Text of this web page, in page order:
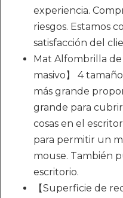
experiencia.
riesgos. Estamos
satisfacción del
Mat Alfombrilla
masivo】 4
más grande
grande para
cosas en el
para permitir un
mouse. También
escritorio.
【Superficie de